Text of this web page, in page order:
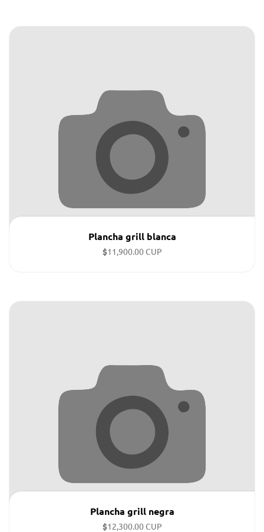
Plancha grill blanca
$11,900.00 CUP
Plancha grill negra
$12,300.00 CUP